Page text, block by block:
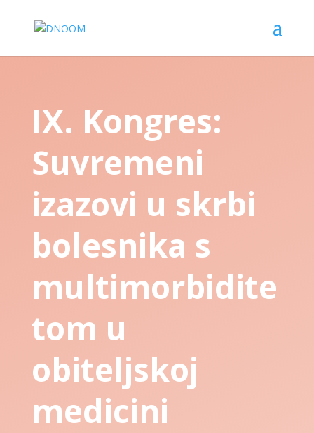
IX. Kongres:
Suvremeni
izazovi u skrbi
bolesnika s
multimorbidite
tom u
obiteljskoj
medicini